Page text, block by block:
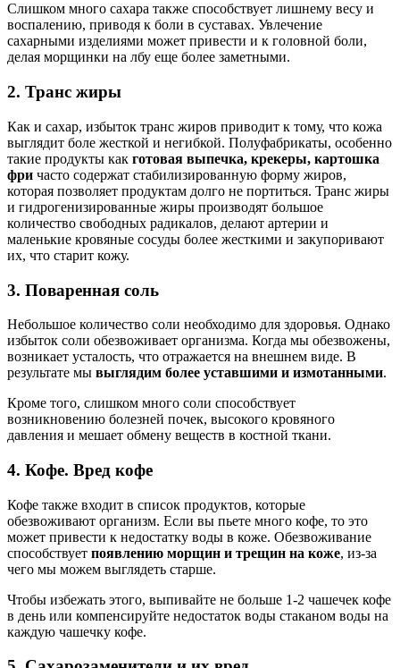
Слишком много сахара также способствует лишнему весу и
воспалению, приводя к боли в суставах. Увлечение
сахарными изделиями может привести и к головной боли,
делая морщинки на лбу еще более заметными.
2. Транс жиры
Как и сахар, избыток транс жиров приводит к тому, что кожа
выглядит боле жесткой и негибкой. Полуфабрикаты, особенно
такие продукты как готовая выпечка, крекеры, картошка
фри часто содержат стабилизированную форму жиров,
которая позволяет продуктам долго не портиться. Транс жиры
и гидрогенизированные жиры производят большое
количество свободных радикалов, делают артерии и
маленькие кровяные сосуды более жесткими и закупоривают
их, что старит кожу.
3. Поваренная соль
Небольшое количество соли необходимо для здоровья. Однако
избыток соли обезвоживает организма. Когда мы обезвожены,
возникает усталость, что отражается на внешнем виде. В
результате мы выглядим более уставшими и измотанными.
Кроме того, слишком много соли способствует
возникновению болезней почек, высокого кровяного
давления и мешает обмену веществ в костной ткани.
4. Кофе. Вред кофе
Кофе также входит в список продуктов, которые
обезвоживают организм. Если вы пьете много кофе, то это
может привести к недостатку воды в коже. Обезвоживание
способствует появлению морщин и трещин на коже, из-за
чего мы можем выглядеть старше.
Чтобы избежать этого, выпивайте не больше 1-2 чашечек кофе
в день или компенсируйте недостаток воды стаканом воды на
каждую чашечку кофе.